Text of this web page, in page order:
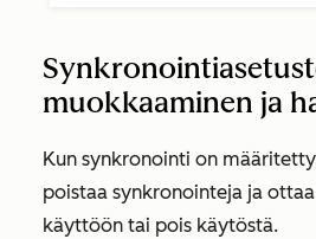
muokkaaminen ja
Kun synkronointi on
poistaa synkronointeja ja
käyttöön tai pois käytöstä.